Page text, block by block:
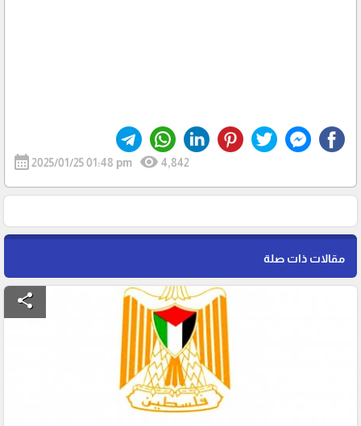
calendar_month2025/01/25 01:48 pm visibility 4,842
مقالات ذات صلة
share